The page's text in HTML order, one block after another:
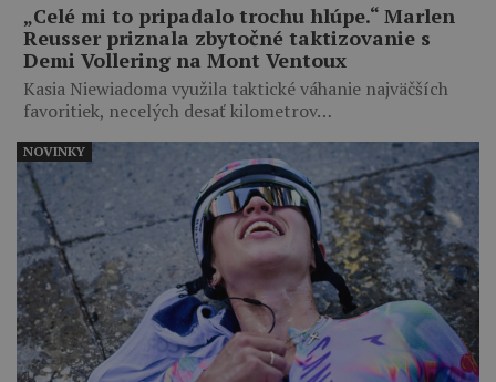
„Celé mi to pripadalo trochu hlúpe.“ Marlen
Reusser priznala zbytočné taktizovanie s
Demi Vollering na Mont Ventoux
Kasia Niewiadoma využila taktické váhanie najväčších
favoritiek, necelých desať kilometrov…
NOVINKY